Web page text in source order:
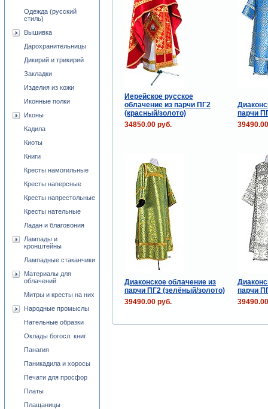
Иерейское русское
облачение из парчи ПГ2
(красный/золото)
парчи
34850.00 руб.
Диаконское облачение из
парчи ПГ2 (зелёный/золото)
парчи
39490.00 руб.
Одежда (русский
стиль)
Вышивка
Дарохранительницы
Дикирий и трикирий
Закладки
Изделия из кожи
Иконные полки
Иконы
Кадила
Киоты
Книги
Кресты намогильные
Кресты наперсные
Кресты напрестольные
Кресты нательные
Ладан и благовония
Лампады и
кронштейны
Лампадные стаканчики
Материалы для
облачений
Митры и кресты на них
Народные промыслы
Нательные образки
Оклады богосл. книг
Панагия
Паникадила и хоросы
Печати для просфор
Платы
Плащаницы